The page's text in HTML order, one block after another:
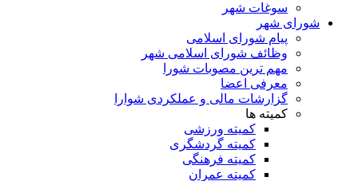
سوغات شهر
شورای شهر
پیام شورای اسلامی
وظائف شورای اسلامی شهر
مهم ترین مصوبات شورا
معرفی اعضا
گزارشات مالی و عملکردی شوارا
کمیته ها
کمیته ورزشی
کمیته گردشگری
کمیته فرهنگی
کمیته عمران